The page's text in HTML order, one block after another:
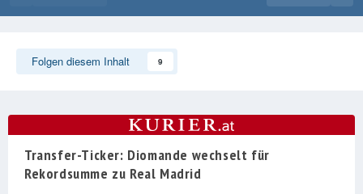
Folgen diesem Inhalt 9
Transfer-Ticker: Diomande wechselt für
Rekordsumme zu Real Madrid